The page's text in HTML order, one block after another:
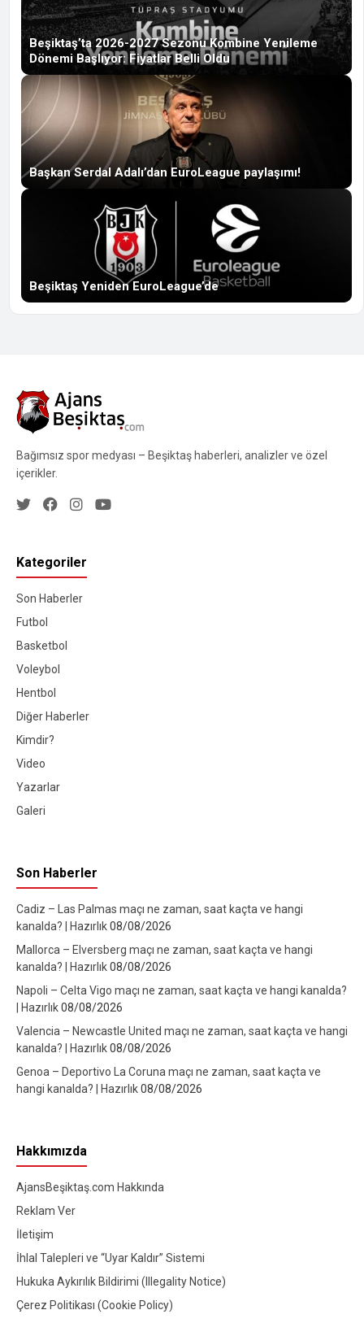
Beşiktaş’ta 2026-2027 Sezonu Kombine Yenileme
Dönemi Başlıyor: Fiyatlar Belli Oldu
Başkan Serdal Adalı’dan EuroLeague paylaşımı!
Beşiktaş Yeniden EuroLeague’de
Bağımsız spor medyası – Beşiktaş haberleri, analizler ve özel
içerikler.
Kategoriler
Son Haberler
Futbol
Basketbol
Voleybol
Hentbol
Diğer Haberler
Kimdir?
Video
Yazarlar
Galeri
Son Haberler
Cadiz – Las Palmas maçı ne zaman, saat kaçta ve hangi
kanalda? | Hazırlık08/08/2026
Mallorca – Elversberg maçı ne zaman, saat kaçta ve hangi
kanalda? | Hazırlık08/08/2026
Napoli – Celta Vigo maçı ne zaman, saat kaçta ve hangi kanalda?
| Hazırlık08/08/2026
Valencia – Newcastle United maçı ne zaman, saat kaçta ve hangi
kanalda? | Hazırlık08/08/2026
Genoa – Deportivo La Coruna maçı ne zaman, saat kaçta ve
hangi kanalda? | Hazırlık08/08/2026
Hakkımızda
AjansBeşiktaş.com Hakkında
Reklam Ver
İletişim
İhlal Talepleri ve “Uyar Kaldır” Sistemi
Hukuka Aykırılık Bildirimi (Illegality Notice)
Çerez Politikası (Cookie Policy)